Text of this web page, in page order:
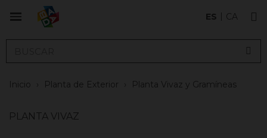
ES CA
Inicio Planta de Exterior Planta Vivaz y Gramíneas
PLANTA VIVAZ